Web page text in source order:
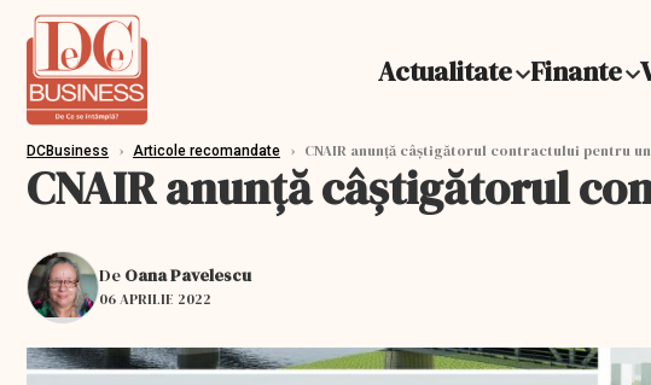
Actualitate Finante
DCBusiness › Articole recomandate › CNAIR anunță câștigătorul contractului pentru
CNAIR anunță câștigătorul
De Oana Pavelescu
06 APRILIE 2022